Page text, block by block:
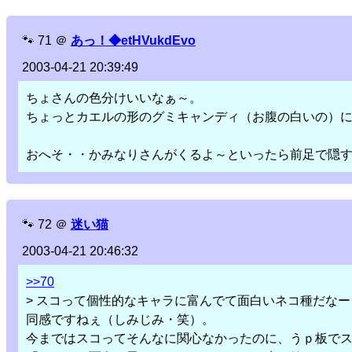
🐾 71 ＠ あっ！◆etHVukdEvo
2003-04-21 20:39:49
ちょさんの色分けいいなぁ～。
ちょっとカエルの形のグミキャンディ（お腹の白いの）
おへそ・・かみなりさんがくるよ～といったら前足で隠
🐾 72 ＠ 迷い猫
2003-04-21 20:46:32
>>70
> スコって個性的なキャラに富んでて面白いネコ種だな
同感ですねぇ（しみじみ・笑）。
今まではスコってそんなに関心なかったのに、うｐ板で